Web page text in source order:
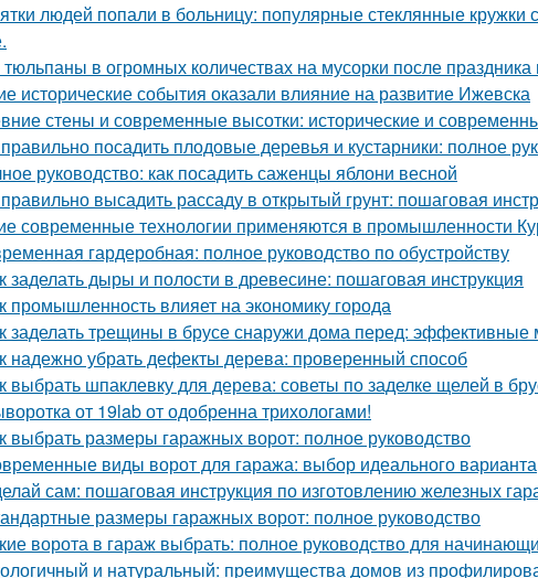
людей попали в больницу: популярные стеклянные
в огромных количествах на мусорки после
исторические события оказали влияние на развитие Ижевска
стены и современные высотки: исторические и
посадить плодовые деревья и кустарники: полное
руководство: как посадить саженцы яблони весной
высадить рассаду в открытый грунт: пошаговая
современные технологии применяются в промышленности
гардеробная: полное руководство по обустройству
заделать дыры и полости в древесине: пошаговая инструкция
промышленность влияет на экономику города
заделать трещины в брусе снаружи дома перед: эффективные
надежно убрать дефекты дерева: проверенный способ
выбрать шпаклевку для дерева: советы по заделке щелей в
от 19lab от одобренна трихологами!
выбрать размеры гаражных ворот: полное руководство
виды ворот для гаража: выбор идеального варианта
сам: пошаговая инструкция по изготовлению железных
размеры гаражных ворот: полное руководство
ворота в гараж выбрать: полное руководство для
и натуральный: преимущества домов из